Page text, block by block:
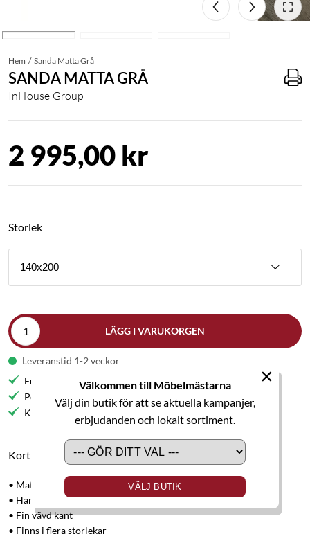
Välkommen till Möbelmästarna
Välj din butik för att se aktuella kampanjer,
erbjudanden och lokalt sortiment.
VÄLJ BUTIK
×
Hem Sanda Matta Grå
SANDA MATTA GRÅ
InHouse Group
2 995,00 kr
Storlek
140x200
LÄGG I VARUKORGEN
Leveranstid 1-2 veckor
Fri frakt till butik
Personlig service
Kvalitetsmöbler
Kort produktbeskrivning
• Matta
• Handvävd i ull
• Fin vävd kant
• Finns i flera storlekar